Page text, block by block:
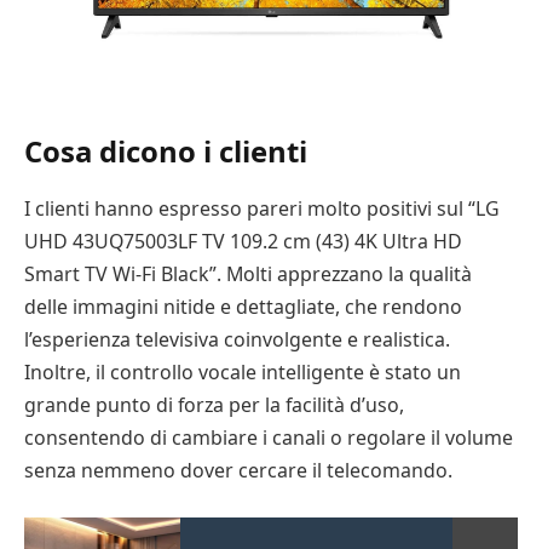
Cosa dicono i clienti
I clienti hanno espresso pareri molto positivi sul “LG
UHD 43UQ75003LF TV 109.2 cm (43) 4K Ultra HD
Smart TV Wi-Fi Black”. Molti apprezzano la qualità
delle immagini nitide e dettagliate, che rendono
l’esperienza televisiva coinvolgente e realistica.
Inoltre, il controllo vocale intelligente è stato un
grande punto di forza per la facilità d’uso,
consentendo di cambiare i canali o regolare il volume
senza nemmeno dover cercare il telecomando.